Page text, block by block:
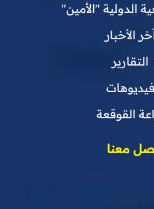
الدولية "الأمين"
الأخبار
التقارير
فيديوهات
القوقعة
معنا